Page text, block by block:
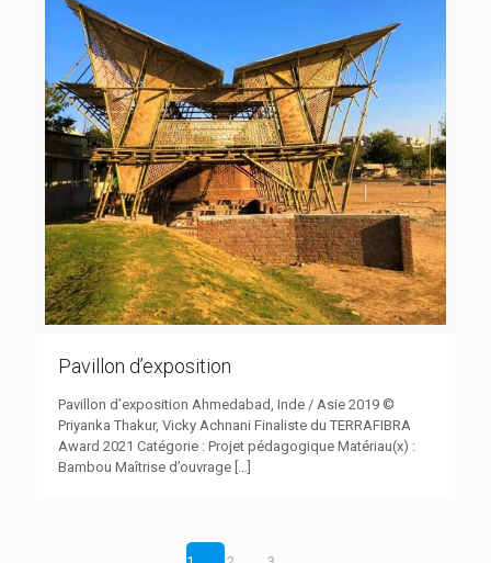
Pavillon d’exposition
Pavillon d’exposition Ahmedabad, Inde / Asie 2019 ©
Priyanka Thakur, Vicky Achnani Finaliste du TERRAFIBRA
Award 2021 Catégorie : Projet pédagogique Matériau(x) :
Bambou Maîtrise d’ouvrage […]